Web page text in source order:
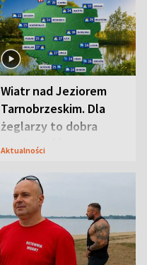
Wiatr nad Jeziorem
Tarnobrzeskim. Dla
żeglarzy to dobra
wiadomość
Aktualności